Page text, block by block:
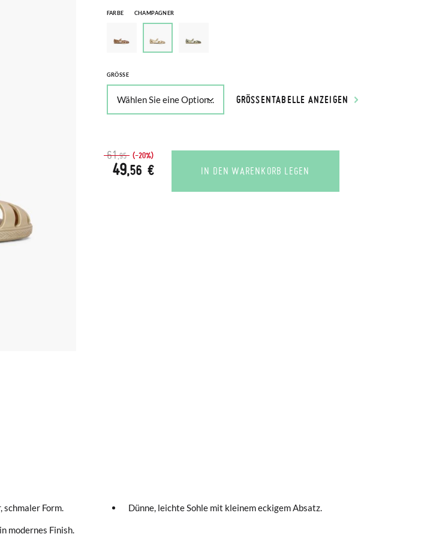
FARBE CHAMPAGNER
GRÖSSE
GRÖSSENTABELLE ANZEIGEN
61,95 (-20%)
49,56 € IN DEN WARENKORB LEGEN
Form.
modernes Finish.
Dünne, leichte Sohle mit kleinem eckigem Absatz.
40 € kostenlos. Für Bestellungen unter 40 € kostet der Standardversand 4,95 €; die
am darauffolgenden Tag zugestellt wird.